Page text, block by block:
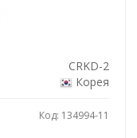
CRKD-2
Корея
Код: 134994-11